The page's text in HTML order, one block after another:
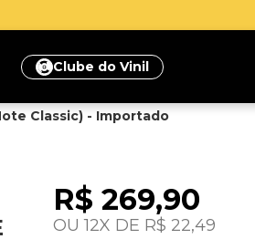
Inscreva-se
Clube do Vinil
Classic) - Importado
R$ 269,90
12 R$ 22,49